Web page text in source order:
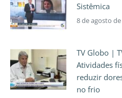
Sistêmica
8 de agosto
TV Globo |
Atividades
reduzir
no frio